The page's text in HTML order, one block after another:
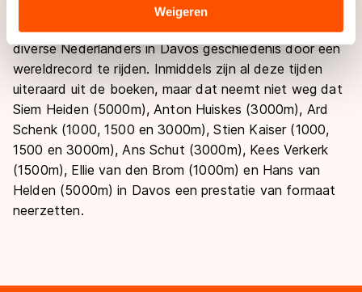
Sommige partners kunnen gegevens doorgeven aan
landen buiten de EU, zoals de VS, waar mogelijk geen
adequaat beschermingsniveau geldt volgens de GDPR.
Door op ‘Toestaan’ te klikken, stemt u in met deze
overdracht. Meer informatie vindt u in onscookiebeleid.
Weigeren
Behalve door middel van eindklasseringen schreven
diverse Nederlanders in Davos geschiedenis door een
wereldrecord te rijden. Inmiddels zijn al deze tijden
uiteraard uit de boeken, maar dat neemt niet weg dat
Siem Heiden (5000m), Anton Huiskes (3000m), Ard
Schenk (1000, 1500 en 3000m), Stien Kaiser (1000,
1500 en 3000m), Ans Schut (3000m), Kees Verkerk
(1500m), Ellie van den Brom (1000m) en Hans van
Helden (5000m) in Davos een prestatie van formaat
neerzetten.